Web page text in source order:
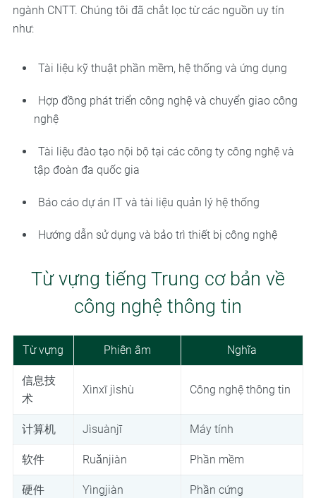
ngành CNTT. Chúng tôi đã chắt lọc từ các nguồn uy tín
như:
Tài liệu kỹ thuật phần mềm, hệ thống và ứng dụng
Hợp đồng phát triển công nghệ và chuyển giao công
nghệ
Tài liệu đào tạo nội bộ tại các công ty công nghệ và
tập đoàn đa quốc gia
Báo cáo dự án IT và tài liệu quản lý hệ thống
Hướng dẫn sử dụng và bảo trì thiết bị công nghệ
Từ vựng tiếng Trung cơ bản về
công nghệ thông tin
Từ vựng Phiên âm Nghĩa
信息技
术
Xìnxī jìshù Công nghệ thông tin
计算机 Jìsuànjī Máy tính
软件 Ruǎnjiàn Phần mềm
硬件 Yìngjiàn Phần cứng